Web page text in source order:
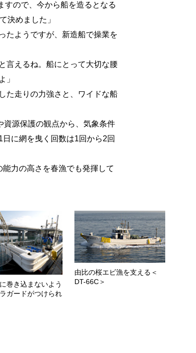
ので、今から船を造るとなる
決めました」
たようですが、新造船で操業を
言えるね。船にとって大切な腰
」
た走りの力強さと、ワイドな船
源保護の観点から、気象条件
に網を曳く回数は1回から2回
力の高さを春漁でも発揮して
巻き込まないよう
ガードがつけられ
由比の桜エビ漁を支える＜
DT-66C＞